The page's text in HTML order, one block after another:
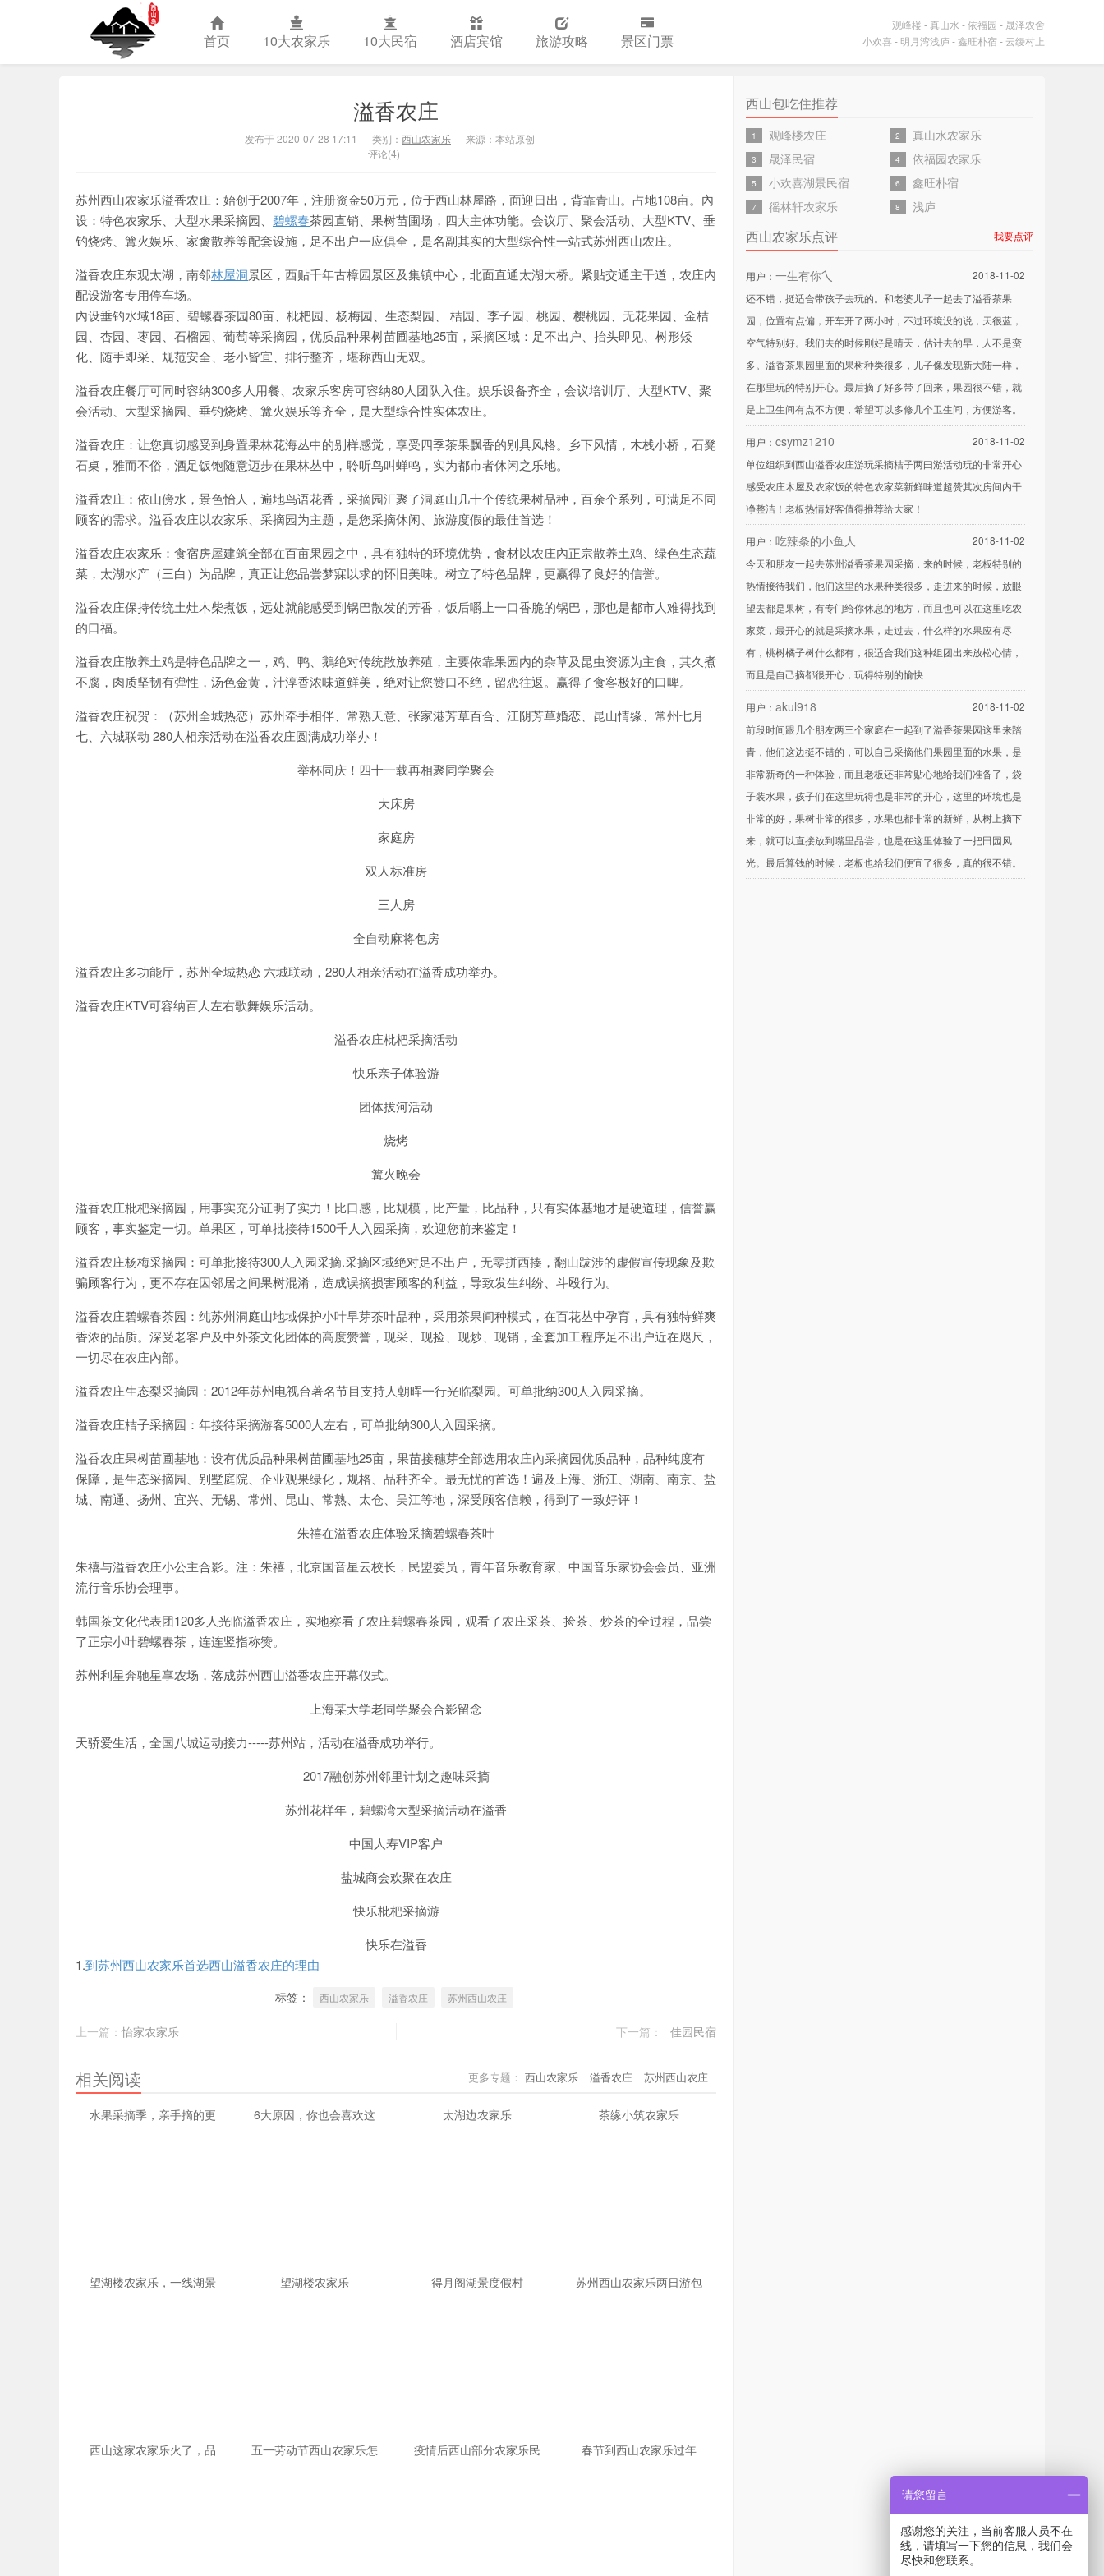
家乐
首页 10大农家乐 10大民宿 酒店宾馆 旅游攻略 景区门票
观峰楼 - 真山水 -依福园 - 晟泽农舍
小欢喜- 明月湾浅庐 -鑫旺朴宿- 云缦村上
溢香农庄
发布于 2020-07-28 17:11 类别： 西山农家乐
来源：本站原创
评论(4)
苏州西山农家乐溢香农庄：始创于2007年，注册资金50万元，位于西山林屋路，面迎日出，背靠青山。占地108亩。內
设：特色农家乐、大型水果采摘园、 碧螺春茶园直销、果树苗圃场，四大主体功能。会议厅、聚会活动、大型KTV、垂
钓烧烤、篝火娱乐、家禽散养等配套设施，足不出户一应俱全，是名副其实的大型综合性一站式苏州西山农庄。
溢香农庄东观太湖，南邻林屋洞景区，西贴千年古樟园景区及集镇中心，北面直通太湖大桥。紧贴交通主干道，农庄内
配设游客专用停车场。
內设垂钓水域18亩、碧螺春茶园80亩、枇杷园、杨梅园、生态梨园、 桔园、李子园、桃园、樱桃园、无花果园、金桔
园、杏园、枣园、石榴园、葡萄等采摘园，优质品种果树苗圃基地25亩，采摘区域：足不出户、抬头即见、树形矮
化、随手即采、规范安全、老小皆宜、排行整齐，堪称西山无双。
溢香农庄餐厅可同时容纳300多人用餐、农家乐客房可容纳80人团队入住。娱乐设备齐全，会议培训厅、大型KTV、聚
会活动、大型采摘园、垂钓烧烤、篝火娱乐等齐全，是大型综合性实体农庄。
溢香农庄：让您真切感受到身置果林花海丛中的别样感觉，享受四季茶果飘香的别具风格。乡下风情，木栈小桥，石凳
石桌，雅而不俗，酒足饭饱随意迈步在果林丛中，聆听鸟叫蝉鸣，实为都市者休闲之乐地。
溢香农庄：依山傍水，景色怡人，遍地鸟语花香，采摘园汇聚了洞庭山几十个传统果树品种，百余个系列，可满足不同
顾客的需求。溢香农庄以农家乐、采摘园为主题，是您采摘休闲、旅游度假的最佳首选！
溢香农庄农家乐：食宿房屋建筑全部在百亩果园之中，具有独特的环境优势，食材以农庄內正宗散养土鸡、绿色生态蔬
菜，太湖水产（三白）为品牌，真正让您品尝梦寐以求的怀旧美味。树立了特色品牌，更赢得了良好的信誉。
溢香农庄保持传统土灶木柴煮饭，远处就能感受到锅巴散发的芳香，饭后嚼上一口香脆的锅巴，那也是都市人难得找到
的口福。
溢香农庄散养土鸡是特色品牌之一，鸡、鸭、鵝绝对传统散放养殖，主要依靠果园内的杂草及昆虫资源为主食，其久煮
不腐，肉质坚韧有弹性，汤色金黄，汁淳香浓味道鲜美，绝对让您赞口不绝，留恋往返。赢得了食客极好的口啤。
溢香农庄祝贺：（苏州全城热恋）苏州牵手相伴、常熟天意、张家港芳草百合、江阴芳草婚恋、昆山情缘、常州七月
七、六城联动 280人相亲活动在溢香农庄圆满成功举办！
举杯同庆！四十一载再相聚同学聚会
大床房
家庭房
双人标准房
三人房
全自动麻将包房
溢香农庄多功能厅，苏州全城热恋 六城联动，280人相亲活动在溢香成功举办。
溢香农庄KTV可容纳百人左右歌舞娱乐活动。
溢香农庄枇杷采摘活动
快乐亲子体验游
团体拔河活动
烧烤
篝火晚会
溢香农庄枇杷采摘园，用事实充分证明了实力！比口感，比规模，比产量，比品种，只有实体基地才是硬道理，信誉赢
顾客，事实鉴定一切。单果区，可单批接待1500千人入园采摘，欢迎您前来鉴定！
溢香农庄杨梅采摘园：可单批接待300人入园采摘.采摘区域绝对足不出户，无零拼西揍，翻山跋涉的虚假宣传现象及欺
骗顾客行为，更不存在因邻居之间果树混淆，造成误摘损害顾客的利益，导致发生纠纷、斗殴行为。
溢香农庄碧螺春茶园：纯苏州洞庭山地域保护小叶早芽茶叶品种，采用茶果间种模式，在百花丛中孕育，具有独特鲜爽
香浓的品质。深受老客户及中外茶文化团体的高度赞誉，现采、现捡、现炒、现销，全套加工程序足不出户近在咫尺，
一切尽在农庄內部。
溢香农庄生态梨采摘园：2012年苏州电视台著名节目支持人朝晖一行光临梨园。可单批纳300人入园采摘。
溢香农庄桔子采摘园：年接待采摘游客5000人左右，可单批纳300人入园采摘。
溢香农庄果树苗圃基地：设有优质品种果树苗圃基地25亩，果苗接穗芽全部选用农庄內采摘园优质品种，品种纯度有
保障，是生态采摘园、别墅庭院、企业观果绿化，规格、品种齐全。最无忧的首选！遍及上海、浙江、湖南、南京、盐
城、南通、扬州、宜兴、无锡、常州、昆山、常熟、太仓、吴江等地，深受顾客信赖，得到了一致好评！
朱禧在溢香农庄体验采摘碧螺春茶叶
朱禧与溢香农庄小公主合影。注：朱禧，北京国音星云校长，民盟委员，青年音乐教育家、中国音乐家协会会员、亚洲
流行音乐协会理事。
韩国茶文化代表团120多人光临溢香农庄，实地察看了农庄碧螺春茶园，观看了农庄采茶、捡茶、炒茶的全过程，品尝
了正宗小叶碧螺春茶，连连竖指称赞。
苏州利星奔驰星享农场，落成苏州西山溢香农庄开幕仪式。
上海某大学老同学聚会合影留念
天骄爱生活，全国八城运动接力-----苏州站，活动在溢香成功举行。
2017融创苏州邻里计划之趣味采摘
苏州花样年，碧螺湾大型采摘活动在溢香
中国人寿VIP客户
盐城商会欢聚在农庄
快乐枇杷采摘游
快乐在溢香
1.到苏州西山农家乐首选西山溢香农庄的理由
标签： 西山农家乐 溢香农庄 苏州西山农庄
上一篇：怡家农家乐 下一篇： 佳园民宿
更多专题： 西山农家乐 溢香农庄 苏州西山农庄
相关阅读
水果采摘季，亲手摘的更 6大原因，你也会喜欢这 太湖边农家乐 茶缘小筑农家乐
望湖楼农家乐，一线湖景 望湖楼农家乐 得月阁湖景度假村 苏州西山农家乐两日游包
西山这家农家乐火了，品 五一劳动节西山农家乐怎 疫情后西山部分农家乐民 春节到西山农家乐过年
西山包吃住推荐
1 观峰楼农庄 2 真山水农家乐
3 晟泽民宿 4 依福园农家乐
5 小欢喜湖景民宿 6 鑫旺朴宿
7 徭林轩农家乐 8 浅庐
西山农家乐点评 我要点评
用户： 一生有你乀
2018-11-02
还不错，挺适合带孩子去玩的。和老婆儿子一起去了溢香茶果
园，位置有点偏，开车开了两小时，不过环境没的说，天很蓝，
空气特别好。我们去的时候刚好是晴天，估计去的早，人不是蛮
多。溢香茶果园里面的果树种类很多，儿子像发现新大陆一样，
在那里玩的特别开心。最后摘了好多带了回来，果园很不错，就
是上卫生间有点不方便，希望可以多修几个卫生间，方便游客。
用户： csymz1210
2018-11-02
单位组织到西山溢香农庄游玩采摘桔子两曰游活动玩的非常开心
感受农庄木屋及农家饭的特色农家菜新鲜味道超赞其次房间内干
净整洁！老板热情好客值得推荐给大家！
用户： 吃辣条的小鱼人
2018-11-02
今天和朋友一起去苏州溢香茶果园采摘，来的时候，老板特别的
热情接待我们，他们这里的水果种类很多，走进来的时候，放眼
望去都是果树，有专门给你休息的地方，而且也可以在这里吃农
家菜，最开心的就是采摘水果，走过去，什么样的水果应有尽
有，桃树橘子树什么都有，很适合我们这种组团出来放松心情，
而且是自己摘都很开心，玩得特别的愉快
用户： akul918
2018-11-02
前段时间跟几个朋友两三个家庭在一起到了溢香茶果园这里来踏
青，他们这边挺不错的，可以自己采摘他们果园里面的水果，是
非常新奇的一种体验，而且老板还非常贴心地给我们准备了，袋
子装水果，孩子们在这里玩得也是非常的开心，这里的环境也是
非常的好，果树非常的很多，水果也都非常的新鲜，从树上摘下
来，就可以直接放到嘴里品尝，也是在这里体验了一把田园风
光。最后算钱的时候，老板也给我们便宜了很多，真的很不错。
请您留言
感谢您的关注，当前客服人员不在
线，请填写一下您的信息，我们会
尽快和您联系。